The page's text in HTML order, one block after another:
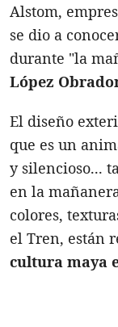
Alstom,
se dio a
durante "la
López
El diseño
que es un
y silencioso...
en la
colores,
el Tren, están
cultura maya